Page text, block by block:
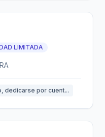
LIMITADA
dedicarse por cuent...